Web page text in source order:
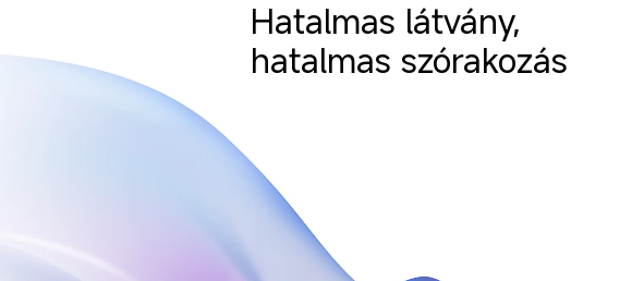
Hatalmas látvány,
hatalmas szórakozás